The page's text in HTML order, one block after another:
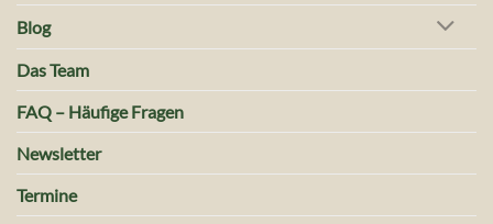
Blog
Das Team
FAQ – Häufige Fragen
Newsletter
Termine